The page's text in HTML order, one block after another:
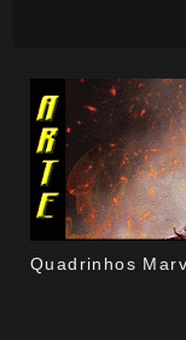
Quadrinhos